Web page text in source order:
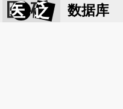
医 砭 数据库